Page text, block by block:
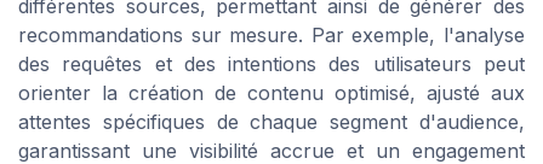
différentes sources, permettant ainsi de générer des
recommandations sur mesure. Par exemple, l'analyse
des requêtes et des intentions des utilisateurs peut
orienter la création de contenu optimisé, ajusté aux
attentes spécifiques de chaque segment d'audience,
garantissant une visibilité accrue et un engagement